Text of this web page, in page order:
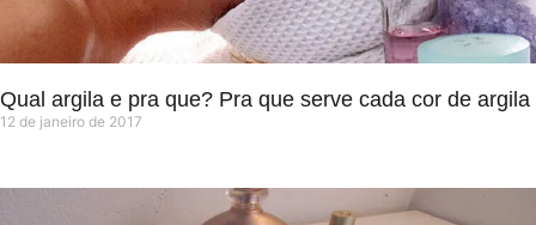
Qual argila e pra que? Pra que serve cada cor de argila
12 de janeiro de 2017